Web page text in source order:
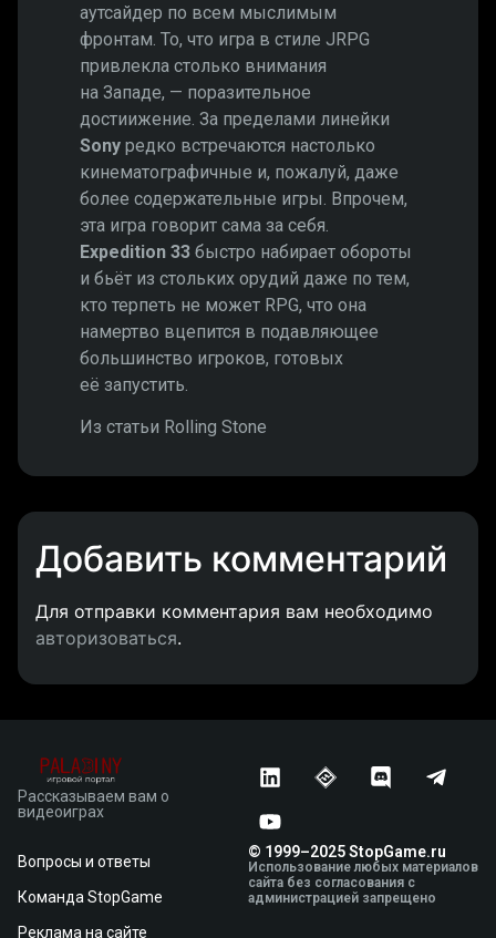
аутсайдер по всем мыслимым
фронтам. То, что игра в стиле JRPG
привлекла столько внимания
на Западе, — поразительное
достиижение. За пределами линейки
Sony редко встречаются настолько
кинематографичные и, пожалуй, даже
более содержательные игры. Впрочем,
эта игра говорит сама за себя.
Expedition 33 быстро набирает обороты
и бьёт из стольких орудий даже по тем,
кто терпеть не может RPG, что она
намертво вцепится в подавляющее
большинство игроков, готовых
её запустить.
Из статьи Rolling Stone
Добавить комментарий
Для отправки комментария вам необходимо
авторизоваться.
Рассказываем вам о
видеоиграх
Вопросы и ответы
Команда StopGame
Реклама на сайте
© 1999–2025 StopGame.ru
Использование любых материалов
сайта без согласования с
администрацией запрещено